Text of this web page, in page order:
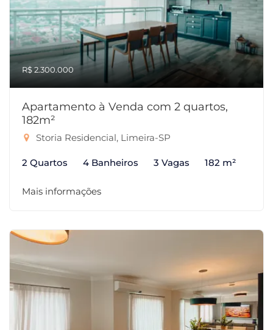
R$ 2.300.000
Apartamento à Venda com 2 quartos,
182m²
Storia Residencial, Limeira-SP
2 Quartos 4 Banheiros 3 Vagas 182 m²
Mais informações